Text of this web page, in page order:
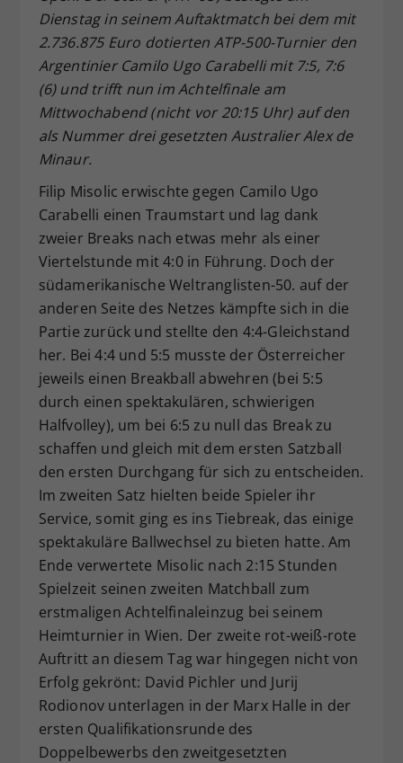
Dienstag in seinem Auftaktmatch bei dem mit
2.736.875 Euro dotierten ATP-500-Turnier den
Argentinier Camilo Ugo Carabelli mit 7:5, 7:6
(6) und trifft nun im Achtelfinale am
Mittwochabend (nicht vor 20:15 Uhr) auf den
als Nummer drei gesetzten Australier Alex de
Minaur.
Filip Misolic erwischte gegen Camilo Ugo
Carabelli einen Traumstart und lag dank
zweier Breaks nach etwas mehr als einer
Viertelstunde mit 4:0 in Führung. Doch der
südamerikanische Weltranglisten-50. auf der
anderen Seite des Netzes kämpfte sich in die
Partie zurück und stellte den 4:4-Gleichstand
her. Bei 4:4 und 5:5 musste der Österreicher
jeweils einen Breakball abwehren (bei 5:5
durch einen spektakulären, schwierigen
Halfvolley), um bei 6:5 zu null das Break zu
schaffen und gleich mit dem ersten Satzball
den ersten Durchgang für sich zu entscheiden.
Im zweiten Satz hielten beide Spieler ihr
Service, somit ging es ins Tiebreak, das einige
spektakuläre Ballwechsel zu bieten hatte. Am
Ende verwertete Misolic nach 2:15 Stunden
Spielzeit seinen zweiten Matchball zum
erstmaligen Achtelfinaleinzug bei seinem
Heimturnier in Wien. Der zweite rot-weiß-rote
Auftritt an diesem Tag war hingegen nicht von
Erfolg gekrönt: David Pichler und Jurij
Rodionov unterlagen in der Marx Halle in der
ersten Qualifikationsrunde des
Doppelbewerbs den zweitgesetzten
Zweck
Dieser Wert speichert Ihre Consent-
Einstellungen. Unter anderem eine
zufällig generierte ID, für die
historische Speicherung Ihrer
Webseiten-Betreiber dies eingestellt
hat.